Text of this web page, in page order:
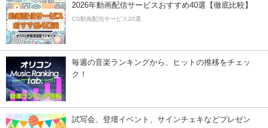
2026年動画配信サービスおすすめ40選【徹底比較】
CS動画配信サービス20選
毎週の音楽ランキングから、ヒットの推移をチェッ
ク！
試写会、登壇イベント、サインチェキなどプレゼン